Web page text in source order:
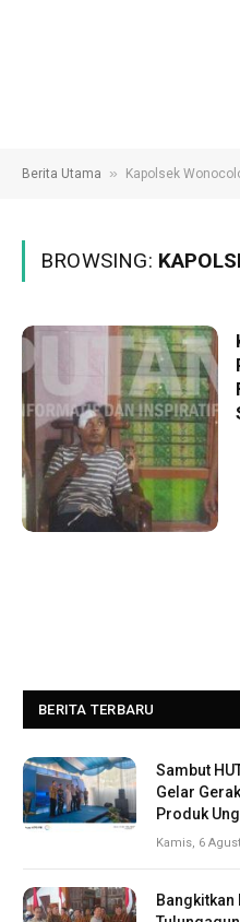
Berita Utama » Kapolsek
BROWSING:
BERITA TERBARU
Sambut
Gelar
Produk
Kamis, 6